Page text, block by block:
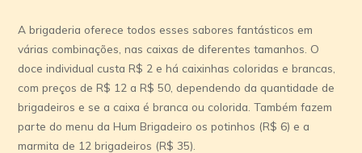
A brigaderia oferece todos esses sabores fantásticos em
várias combinações, nas caixas de diferentes tamanhos. O
doce individual custa R$ 2 e há caixinhas coloridas e brancas,
com preços de R$ 12 a R$ 50, dependendo da quantidade de
brigadeiros e se a caixa é branca ou colorida. Também fazem
parte do menu da Hum Brigadeiro os potinhos (R$ 6) e a
marmita de 12 brigadeiros (R$ 35).